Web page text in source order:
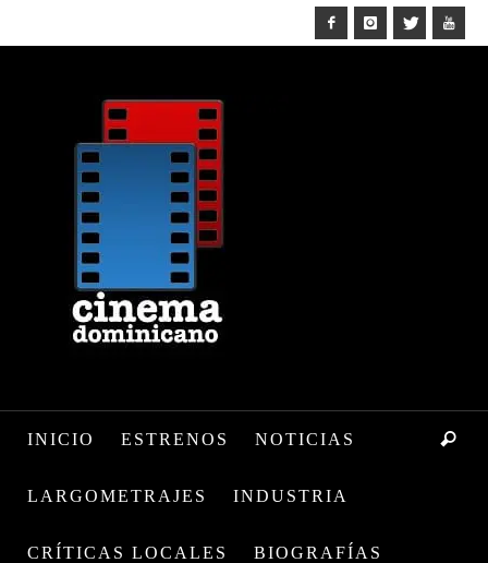
INICIO ESTRENOS NOTICIAS
LARGOMETRAJES INDUSTRIA
CRÍTICAS LOCALES BIOGRAFÍAS